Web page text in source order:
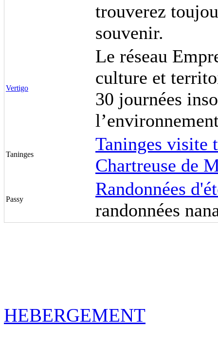
trouverez
souvenir.
Vertigo
Le réseau
culture et
30 journées
Taninges
Taninges visite
Chartreuse de
Passy
Randonnées
randonnées
HEBERGEMENT